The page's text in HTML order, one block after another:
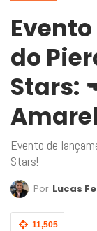
do
Stars:
Evento de
Stars!
Por Lucas
11,505